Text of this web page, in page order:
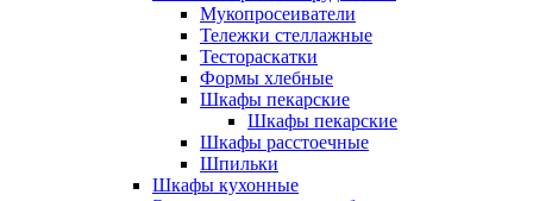
Мукопросеиватели
Тележки стеллажные
Тестораскатки
Формы хлебные
Шкафы пекарские
Шкафы пекарские
Шкафы расстоечные
Шпильки
Шкафы кухонные